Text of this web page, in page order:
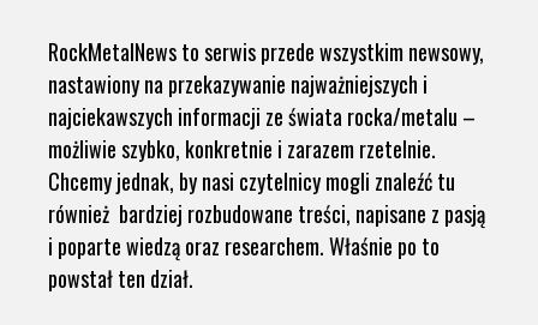
RockMetalNews to serwis przede wszystkim newsowy,
nastawiony na przekazywanie najważniejszych i
najciekawszych informacji ze świata rocka/metalu –
możliwie szybko, konkretnie i zarazem rzetelnie.
Chcemy jednak, by nasi czytelnicy mogli znaleźć tu
również bardziej rozbudowane treści, napisane z pasją
i poparte wiedzą oraz researchem. Właśnie po to
powstał ten dział.